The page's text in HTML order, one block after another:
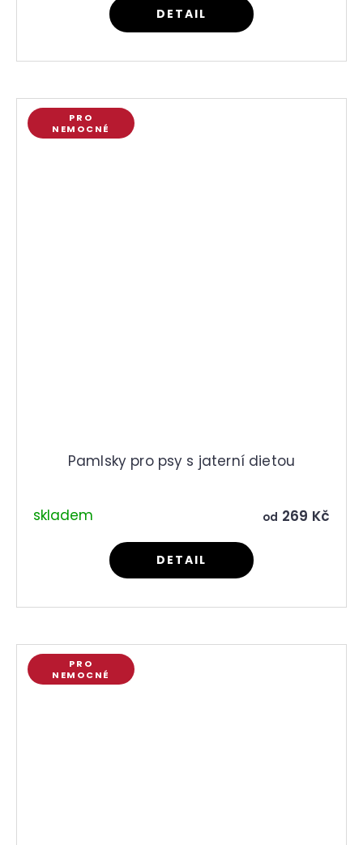
DETAIL
PRO
NEMOCNÉ
Pamlsky pro psy s jaterní dietou
skladem od 269 Kč
DETAIL
PRO
NEMOCNÉ